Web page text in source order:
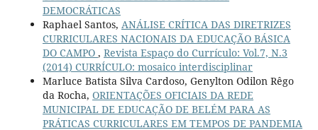
DEMOCRÁTICAS
Raphael Santos, ANÁLISE CRÍTICA DAS DIRETRIZES
CURRICULARES NACIONAIS DA EDUCAÇÃO BÁSICA
DO CAMPO , Revista Espaço do Currículo: Vol.7, N.3
(2014) CURRÍCULO: mosaico interdisciplinar
Marluce Batista Silva Cardoso, Genylton Odilon Rêgo
da Rocha, ORIENTAÇÕES OFICIAIS DA REDE
MUNICIPAL DE EDUCAÇÃO DE BELÉM PARA AS
PRÁTICAS CURRICULARES EM TEMPOS DE PANDEMIA